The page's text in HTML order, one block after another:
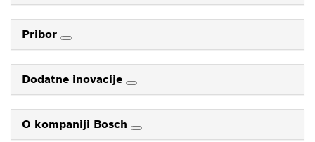
Pribor
Dodatne inovacije
O kompaniji Bosch